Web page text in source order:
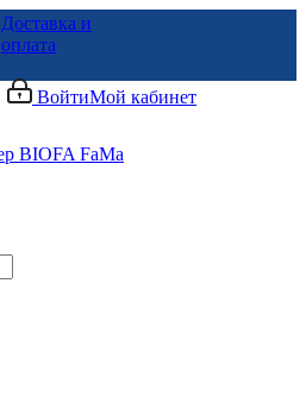
Доставка и
оплата
ВойтиМой кабинет